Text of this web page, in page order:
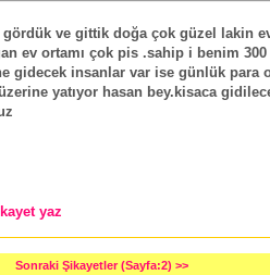
gördük ve gittik doğa çok güzel lakin
ev ortamı çok pis .sahip i benim
gidecek insanlar var ise günlük para
yatıyor hasan bey.kisaca
yaz
Sonraki Şikayetler (Sayfa:2) >>